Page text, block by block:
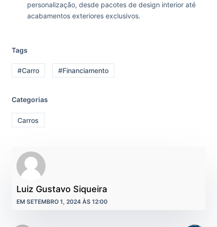
personalização, desde pacotes de design interior até
acabamentos exteriores exclusivos.
Tags
#Carro #Financiamento
Categorias
Carros
Luiz Gustavo Siqueira
EM SETEMBRO 1, 2024 ÀS 12:00